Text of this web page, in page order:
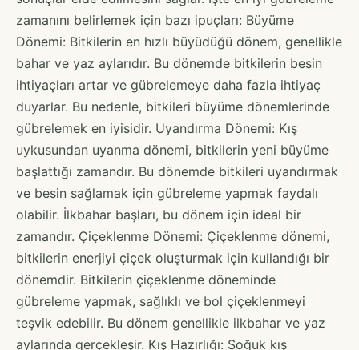
zamanını belirlemek için bazı ipuçları: Büyüme
Dönemi: Bitkilerin en hızlı büyüdüğü dönem, genellikle
bahar ve yaz aylarıdır. Bu dönemde bitkilerin besin
ihtiyaçları artar ve gübrelemeye daha fazla ihtiyaç
duyarlar. Bu nedenle, bitkileri büyüme dönemlerinde
gübrelemek en iyisidir. Uyandırma Dönemi: Kış
uykusundan uyanma dönemi, bitkilerin yeni büyüme
başlattığı zamandır. Bu dönemde bitkileri uyandırmak
ve besin sağlamak için gübreleme yapmak faydalı
olabilir. İlkbahar başları, bu dönem için ideal bir
zamandır. Çiçeklenme Dönemi: Çiçeklenme dönemi,
bitkilerin enerjiyi çiçek oluşturmak için kullandığı bir
dönemdir. Bitkilerin çiçeklenme döneminde
gübreleme yapmak, sağlıklı ve bol çiçeklenmeyi
teşvik edebilir. Bu dönem genellikle ilkbahar ve yaz
aylarında gerçekleşir. Kış Hazırlığı: Soğuk kış